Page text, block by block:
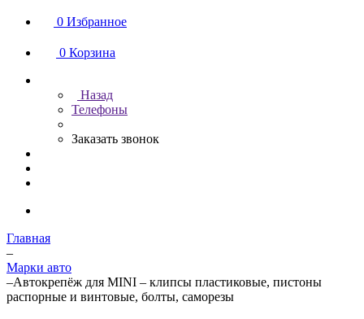
0 Избранное
0 Корзина
Назад
Телефоны
Заказать звонок
Главная
–
Марки авто
–Автокрепёж для MINI – клипсы пластиковые, пистоны
распорные и винтовые, болты, саморезы